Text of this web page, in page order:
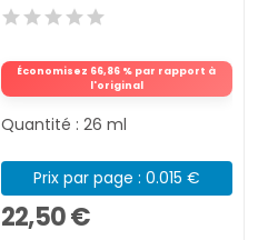
Économisez 66,86 % par rapport à
l'original
Quantité : 26 ml
Prix par page : 0.015 €
22,50 €